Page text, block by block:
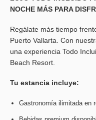
NOCHE MÁS PARA
Regálate más tiempo
Puerto Vallarta. Con
una experiencia Todo
Beach Resort.
Tu estancia incluye:
Gastronomía ilimitada en